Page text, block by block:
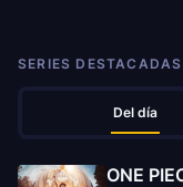
SERIES DESTACADAS
Del día
ONE